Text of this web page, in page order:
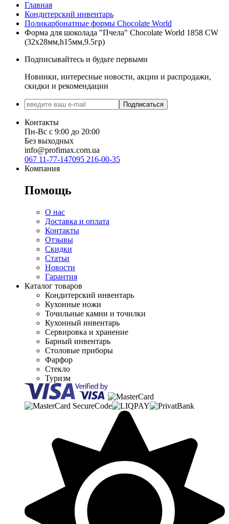
Главная
Кондитерский инвентарь
Поликарбонатные формы Chocolate World
Форма для шоколада "Пчела" Chocolate World 1858 CW
(32x28мм,h15мм,9.5гр)
Подписывайтесь и будьте первыми
Новинки, интересные новости, акции и распродажи,
скидки и рекомендации
Подписаться
Контакты
Пн-Вс с 9:00 до 20:00
Без выходных
info@profimax.com.ua
067 11-77-147095 216-00-35
Компания
Помощь
О нас
Доставка и оплата
Контакты
Отзывы
Скидки
Статьи
Новости
Гарантия
Каталог товаров
Кондитерский инвентарь
Кухонные ножи
Точильные камни и точилки
Кухонный инвентарь
Сервировка и хранение
Барный инвентарь
Столовые приборы
Фарфор
Стекло
Туризм